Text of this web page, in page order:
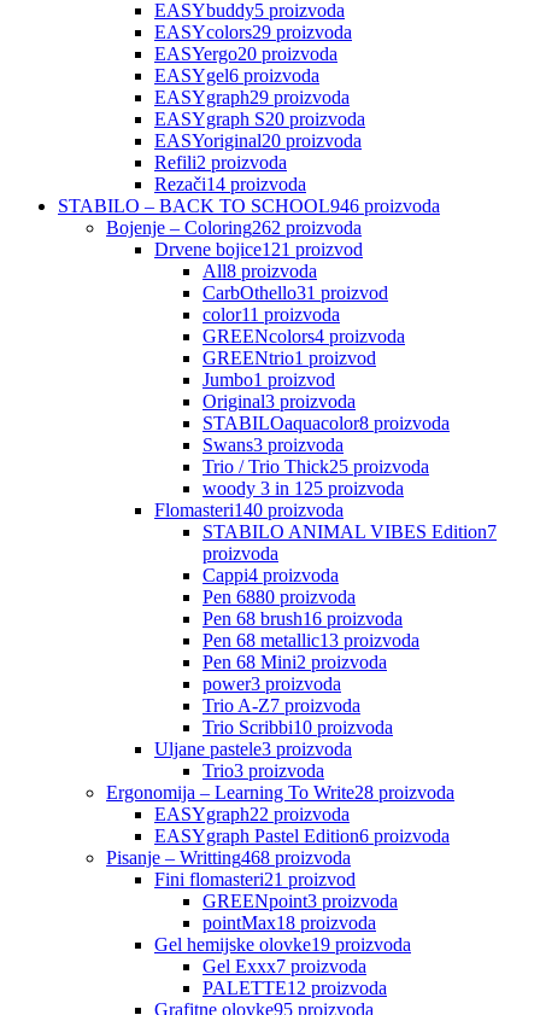
EASYbuddy5 proizvoda
EASYcolors29 proizvoda
EASYergo20 proizvoda
EASYgel6 proizvoda
EASYgraph29 proizvoda
EASYgraph S20 proizvoda
EASYoriginal20 proizvoda
Refili2 proizvoda
Rezači14 proizvoda
STABILO – BACK TO SCHOOL946 proizvoda
Bojenje – Coloring262 proizvoda
Drvene bojice121 proizvod
All8 proizvoda
CarbOthello31 proizvod
color11 proizvoda
GREENcolors4 proizvoda
GREENtrio1 proizvod
Jumbo1 proizvod
Original3 proizvoda
STABILOaquacolor8 proizvoda
Swans3 proizvoda
Trio / Trio Thick25 proizvoda
woody 3 in 125 proizvoda
Flomasteri140 proizvoda
STABILO ANIMAL VIBES Edition7
proizvoda
Cappi4 proizvoda
Pen 6880 proizvoda
Pen 68 brush16 proizvoda
Pen 68 metallic13 proizvoda
Pen 68 Mini2 proizvoda
power3 proizvoda
Trio A-Z7 proizvoda
Trio Scribbi10 proizvoda
Uljane pastele3 proizvoda
Trio3 proizvoda
Ergonomija – Learning To Write28 proizvoda
EASYgraph22 proizvoda
EASYgraph Pastel Edition6 proizvoda
Pisanje – Writting468 proizvoda
Fini flomasteri21 proizvod
GREENpoint3 proizvoda
pointMax18 proizvoda
Gel hemijske olovke19 proizvoda
Gel Exxx7 proizvoda
PALETTE12 proizvoda
Grafitne olovke95 proizvoda